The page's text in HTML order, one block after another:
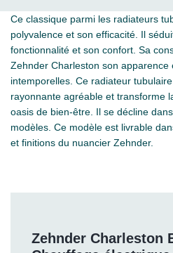
Ce classique parmi les radiateurs
polyvalence et son efficacité. Il
fonctionnalité et son confort. Sa
Zehnder Charleston son apparence
intemporelles. Ce radiateur
rayonnante agréable et transforme
oasis de bien-être. Il se décline
modèles. Ce modèle est livrable
et finitions du nuancier Zehnder.
Zehnder Charleston